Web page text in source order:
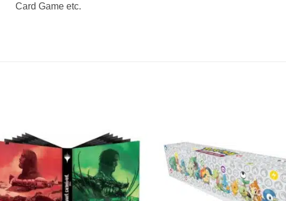
Card Game etc.